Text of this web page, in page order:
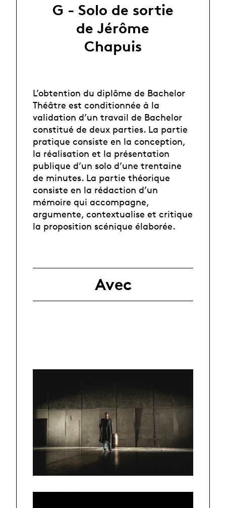
G - Solo de sortie
de Jérôme
Chapuis
L’obtention du diplôme de Bachelor
Théâtre est conditionnée à la
validation d’un travail de Bachelor
constitué de deux parties. La partie
pratique consiste en la conception,
la réalisation et la présentation
publique d’un solo d’une trentaine
de minutes. La partie théorique
consiste en la rédaction d’un
mémoire qui accompagne,
argumente, contextualise et critique
la proposition scénique élaborée.
Avec